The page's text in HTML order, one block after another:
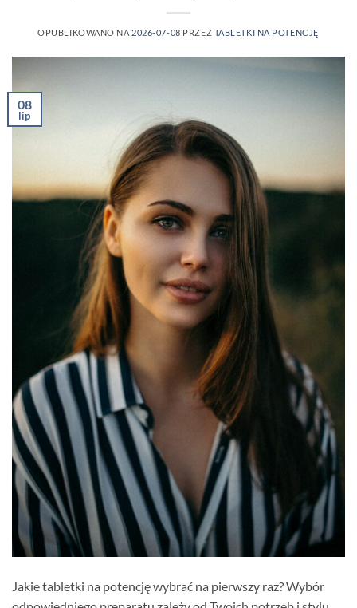
OPUBLIKOWANO NA 2026-07-08 PRZEZ TABLETKI NA POTENCJĘ
08
lip
Jakie tabletki na potencję wybrać na pierwszy raz? Wybór